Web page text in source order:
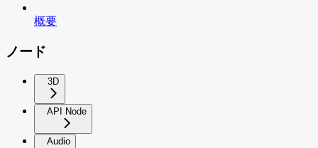
概要
ノード
3D
API Node
Audio